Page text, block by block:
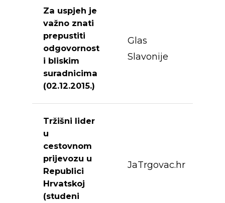
Za uspjeh je
važno znati
prepustiti
odgovornost
i bliskim
suradnicima
(02.12.2015.)
Glas
Slavonije
Tržišni lider
u
cestovnom
prijevozu u
Republici
Hrvatskoj
(studeni
JaTrgovac.hr
Career
Storage
Vehicle sale